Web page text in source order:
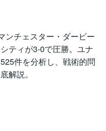
ンチェスター・ダービー
ティが3-0で圧勝。ユナ
件を分析し、戦術的問
解説。